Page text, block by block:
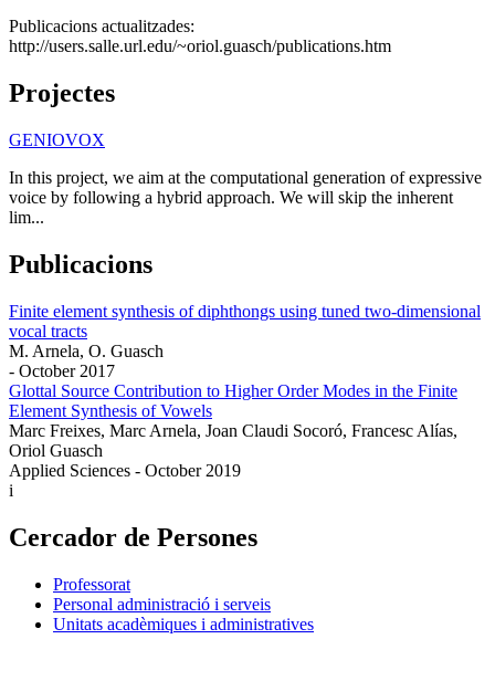
Publicacions actualitzades:
http://users.salle.url.edu/~oriol.guasch/publications.htm
Projectes
GENIOVOX
In this project, we aim at the computational generation of expressive
voice by following a hybrid approach. We will skip the inherent
lim...
Publicacions
Finite element synthesis of diphthongs using tuned two-dimensional
vocal tracts
M. Arnela, O. Guasch
- October 2017
Glottal Source Contribution to Higher Order Modes in the Finite
Element Synthesis of Vowels
Marc Freixes, Marc Arnela, Joan Claudi Socoró, Francesc Alías,
Oriol Guasch
Applied Sciences - October 2019
i
Cercador de Persones
Professorat
Personal administració i serveis
Unitats acadèmiques i administratives